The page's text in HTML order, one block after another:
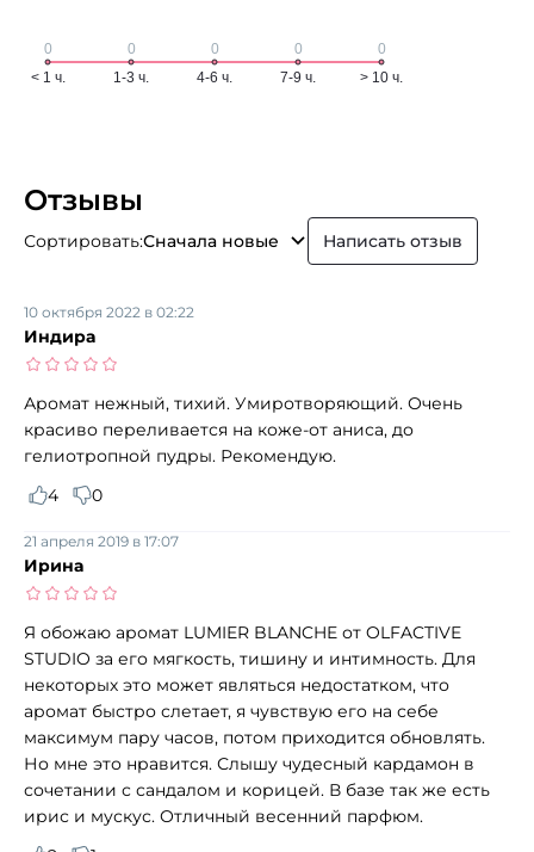
Отзывы
Сортировать:Сначала новые Написать отзыв
Индира
10 октября 2022 в 02:22
Аромат нежный, тихий. Умиротворяющий. Очень
красиво переливается на коже-от аниса, до
гелиотропной пудры. Рекомендую.
4
0
Ирина
21 апреля 2019 в 17:07
Я обожаю аромат LUMIER BLANCHE от OLFACTIVE
STUDIO за его мягкость, тишину и интимность. Для
некоторых это может являться недостатком, что
аромат быстро слетает, я чувствую его на себе
максимум пару часов, потом приходится обновлять.
Но мне это нравится. Слышу чудесный кардамон в
сочетании с сандалом и корицей. В базе так же есть
ирис и мускус. Отличный весенний парфюм.